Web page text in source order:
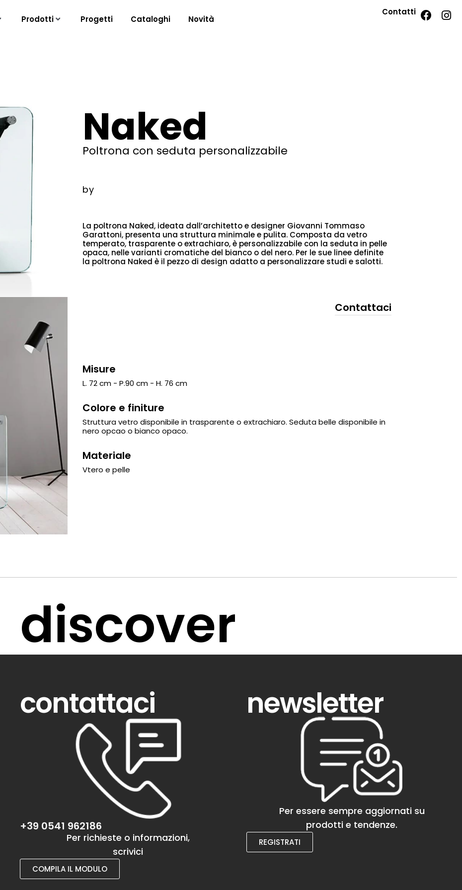
Prodotti Progetti Cataloghi Novità
Contatti
Naked
Poltrona con seduta personalizzabile
by
La poltrona Naked, ideata dall’architetto e designer Giovanni Tommaso
Garattoni, presenta una struttura minimale e pulita. Composta da vetro
temperato, trasparente o extrachiaro, è personalizzabile con la seduta in pelle
opaca, nelle varianti cromatiche del bianco o del nero. Per le sue linee definite
la poltrona Naked è il pezzo di design adatto a personalizzare studi e salotti.
Contattaci
Misure
L. 72 cm - P.90 cm - H. 76 cm
Colore e finiture
Struttura vetro disponibile in trasparente o extrachiaro. Seduta belle disponibile in
nero opcao o bianco opaco.
Materiale
Vtero e pelle
discover
contattaci
+39 0541 962186
Per richieste o informazioni,
scrivici
COMPILA IL MODULO
newsletter
Per essere sempre aggiornati su
prodotti e tendenze.
REGISTRATI